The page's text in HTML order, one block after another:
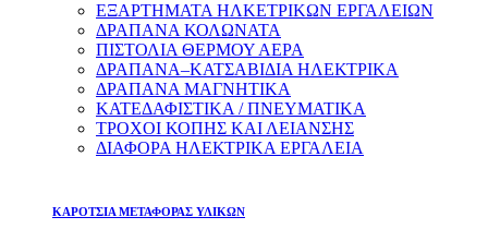
ΕΞΑΡΤΗΜΑΤΑ ΗΛΚΕΤΡΙΚΩΝ ΕΡΓΑΛΕΙΩΝ
ΔΡΑΠΑΝΑ ΚΟΛΩΝΑΤΑ
ΠΙΣΤΟΛΙΑ ΘΕΡΜΟΥ ΑΕΡΑ
ΔΡΑΠΑΝΑ–ΚΑΤΣΑΒΙΔΙΑ ΗΛΕΚΤΡΙΚΑ
ΔΡΑΠΑΝΑ ΜΑΓΝΗΤΙΚΑ
ΚΑΤΕΔΑΦΙΣΤΙΚΑ / ΠΝΕΥΜΑΤΙΚΑ
ΤΡΟΧΟΙ ΚΟΠΗΣ ΚΑΙ ΛΕΙΑΝΣΗΣ
ΔΙΑΦΟΡΑ ΗΛΕΚΤΡΙΚΑ ΕΡΓΑΛΕΙΑ
ΚΑΡΟΤΣΙΑ ΜΕΤΑΦΟΡΑΣ ΥΛΙΚΩΝ